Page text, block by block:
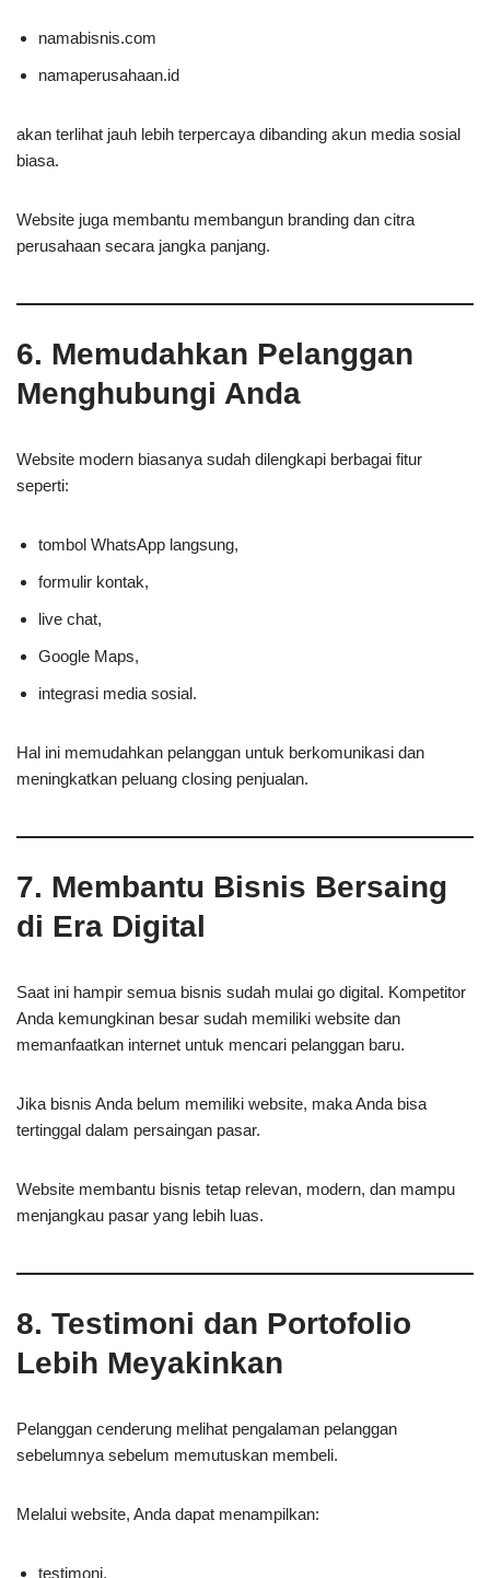
namabisnis.com
namaperusahaan.id
akan terlihat jauh lebih terpercaya dibanding akun media sosial
biasa.
Website juga membantu membangun branding dan citra
perusahaan secara jangka panjang.
6. Memudahkan Pelanggan
Menghubungi Anda
Website modern biasanya sudah dilengkapi berbagai fitur
seperti:
tombol WhatsApp langsung,
formulir kontak,
live chat,
Google Maps,
integrasi media sosial.
Hal ini memudahkan pelanggan untuk berkomunikasi dan
meningkatkan peluang closing penjualan.
7. Membantu Bisnis Bersaing
di Era Digital
Saat ini hampir semua bisnis sudah mulai go digital. Kompetitor
Anda kemungkinan besar sudah memiliki website dan
memanfaatkan internet untuk mencari pelanggan baru.
Jika bisnis Anda belum memiliki website, maka Anda bisa
tertinggal dalam persaingan pasar.
Website membantu bisnis tetap relevan, modern, dan mampu
menjangkau pasar yang lebih luas.
8. Testimoni dan Portofolio
Lebih Meyakinkan
Pelanggan cenderung melihat pengalaman pelanggan
sebelumnya sebelum memutuskan membeli.
Melalui website, Anda dapat menampilkan:
testimoni,